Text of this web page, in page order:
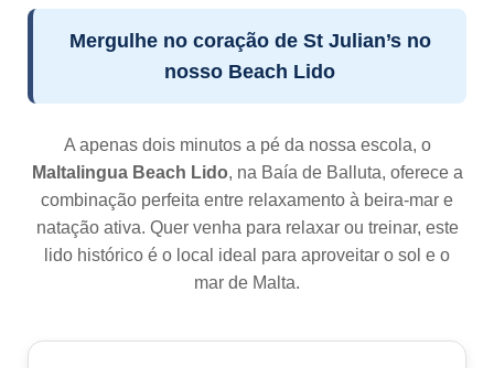
Instalações
Professores
Ensinar inglês
Equipe
Mergulhe no coração de St Julian’s no
nosso Beach Lido
A apenas dois minutos a pé da nossa escola, o
Maltalingua Beach Lido, na Baía de Balluta, oferece a
combinação perfeita entre relaxamento à beira-mar e
natação ativa. Quer venha para relaxar ou treinar, este
lido histórico é o local ideal para aproveitar o sol e o
mar de Malta.